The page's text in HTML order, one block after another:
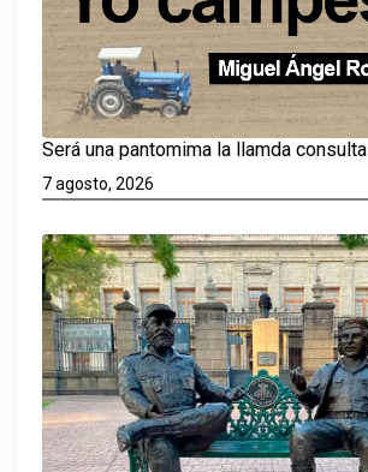
Será una pantomima la llamda consulta
7 agosto, 2026